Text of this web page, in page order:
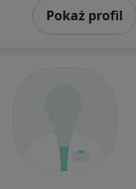
Pokaż profil